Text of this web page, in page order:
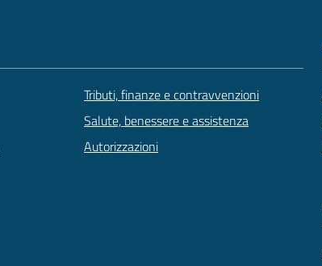
Tributi, finanze e contravvenzioni
Salute, benessere e assistenza
Autorizzazioni